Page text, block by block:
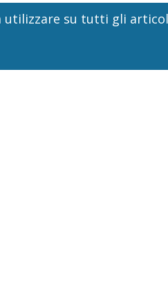
utilizzare su tutti gli